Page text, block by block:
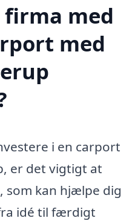
firma med
med
i en carport
er det vigtigt at
kan hjælpe dig
idé til færdigt